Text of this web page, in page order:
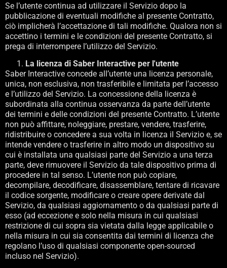
Se l’utente continua ad utilizzare il Servizio dopo la
pubblicazione di eventuali modifiche al presente Contratto,
ciò implicherà l’accettazione di tali modifiche. Qualora non si
accettino i termini e le condizioni del presente Contratto, si
prega di interrompere l’utilizzo del Servizio.
La licenza di Saber Interactive per l'utente
Saber Interactive concede all’utente una licenza personale,
unica, non esclusiva, non trasferibile e limitata per l’accesso
e l’utilizzo del Servizio. La concessione della licenza è
subordinata alla continua osservanza da parte dell’utente
dei termini e delle condizioni del presente Contratto. L’utente
non può affittare, noleggiare, prestare, vendere, trasferire,
ridistribuire o concedere a sua volta in licenza il Servizio e, se
intende vendere o trasferire in altro modo un dispositivo su
cui è installata una qualsiasi parte del Servizio a una terza
parte, deve rimuovere il Servizio da tale dispositivo prima di
procedere in tal senso. L’utente non può copiare,
decompilare, decodificare, disassemblare, tentare di ricavare
il codice sorgente, modificare o creare opere derivate dal
Servizio, da qualsiasi aggiornamento o da qualsiasi parte di
esso (ad eccezione e solo nella misura in cui qualsiasi
restrizione di cui sopra sia vietata dalla legge applicabile o
nella misura in cui sia consentita dai termini di licenza che
regolano l’uso di qualsiasi componente open-sourced
incluso nel Servizio).